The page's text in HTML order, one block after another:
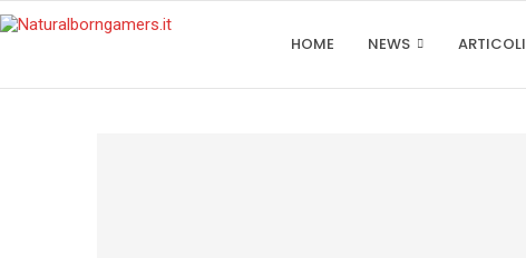
HOME NEWS ARTICOLI